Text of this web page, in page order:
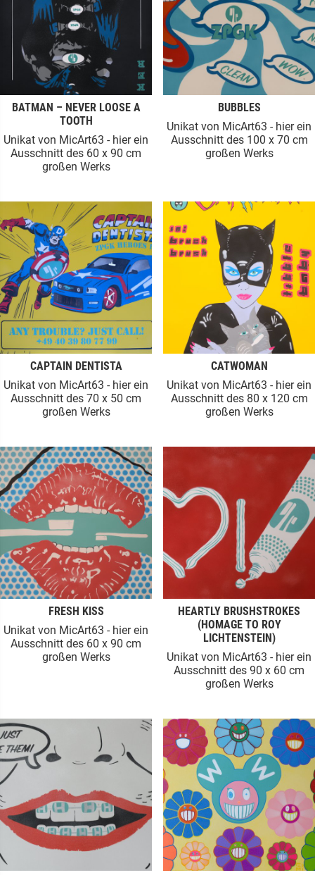
BATMAN – NEVER LOOSE A
TOOTH
Unikat von MicArt63 - hier ein
Ausschnitt des 60 x 90 cm
großen Werks
BUBBLES
Unikat von MicArt63 - hier ein
Ausschnitt des 100 x 70 cm
großen Werks
CAPTAIN DENTISTA
Unikat von MicArt63 - hier ein
Ausschnitt des 70 x 50 cm
großen Werks
CATWOMAN
Unikat von MicArt63 - hier ein
Ausschnitt des 80 x 120 cm
großen Werks
FRESH KISS
Unikat von MicArt63 - hier ein
Ausschnitt des 60 x 90 cm
großen Werks
HEARTLY BRUSHSTROKES
(HOMAGE TO ROY
LICHTENSTEIN)
Unikat von MicArt63 - hier ein
Ausschnitt des 90 x 60 cm
großen Werks